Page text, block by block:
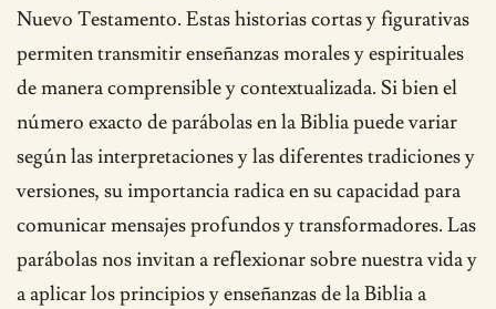
Nuevo Testamento. Estas historias cortas y figurativas
permiten transmitir enseñanzas morales y espirituales
de manera comprensible y contextualizada. Si bien el
número exacto de parábolas en la Biblia puede variar
según las interpretaciones y las diferentes tradiciones y
versiones, su importancia radica en su capacidad para
comunicar mensajes profundos y transformadores. Las
parábolas nos invitan a reflexionar sobre nuestra vida y
a aplicar los principios y enseñanzas de la Biblia a